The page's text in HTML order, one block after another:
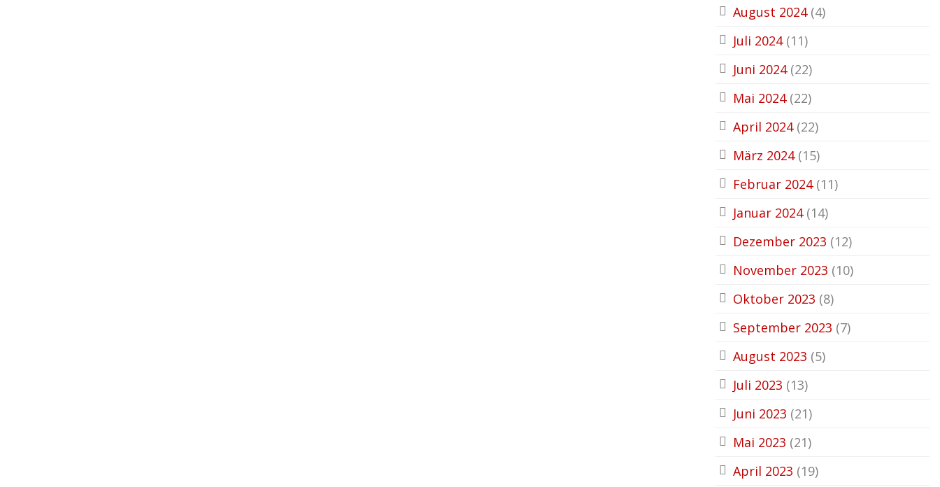
August 2024(4)
Juli 2024(11)
Juni 2024(22)
Mai 2024(22)
April 2024(22)
März 2024(15)
Februar 2024(11)
Januar 2024(14)
Dezember 2023 (12)
November 2023 (10)
Oktober 2023 (8)
September 2023 (7)
August 2023 (5)
Juli 2023 (13)
Juni 2023 (21)
Mai 2023 (21)
April 2023 (19)